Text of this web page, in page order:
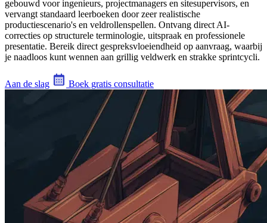
gebouwd voor ingenieurs, projectmanagers en sitesupervisors, en
vervangt standaard leerboeken door zeer realistische
productiescenario's en veldrollenspellen. Ontvang direct AI-
correcties op structurele terminologie, uitspraak en professionele
presentatie. Bereik direct gespreksvloeiendheid op aanvraag, waarbij
je naadloos kunt wennen aan grillig veldwerk en strakke sprintcycli.
Aan de slag Boek gratis consultatie